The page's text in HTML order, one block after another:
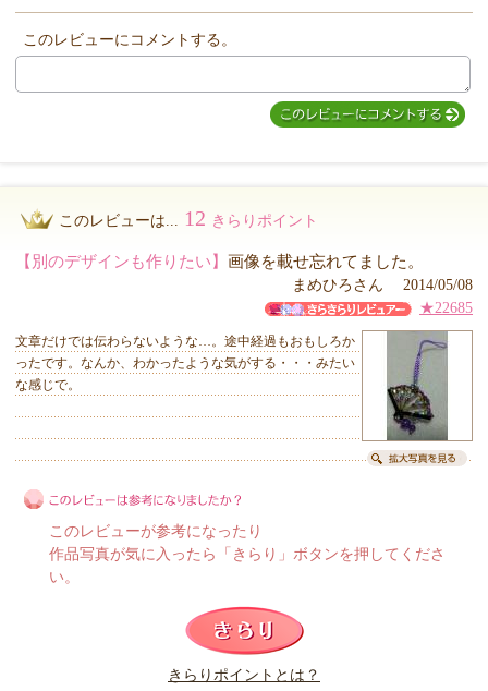
他のお客様からのコメント
このレビューにコメントする。
このレビューは... 12 きらりポイント
【別のデザインも作りたい】 画像を載せ忘れてました。
まめひろさん 2014/05/08
★22685
文章だけでは伝わらないような…。途中経過もおもしろか
ったです。なんか、わかったような気がする・・・みたい
な感じで。
このレビューは参考になりましたか？
このレビューが参考になったり
作品写真が気に入ったら「きらり」ボタンを押してくださ
い。
きらりポイントとは？